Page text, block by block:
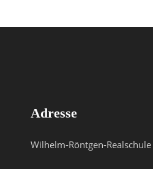
Adresse
Wilhelm-Röntgen-Realschule